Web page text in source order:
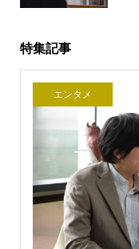
特集記事
エンタメ